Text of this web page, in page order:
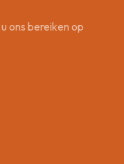
ons bereiken op